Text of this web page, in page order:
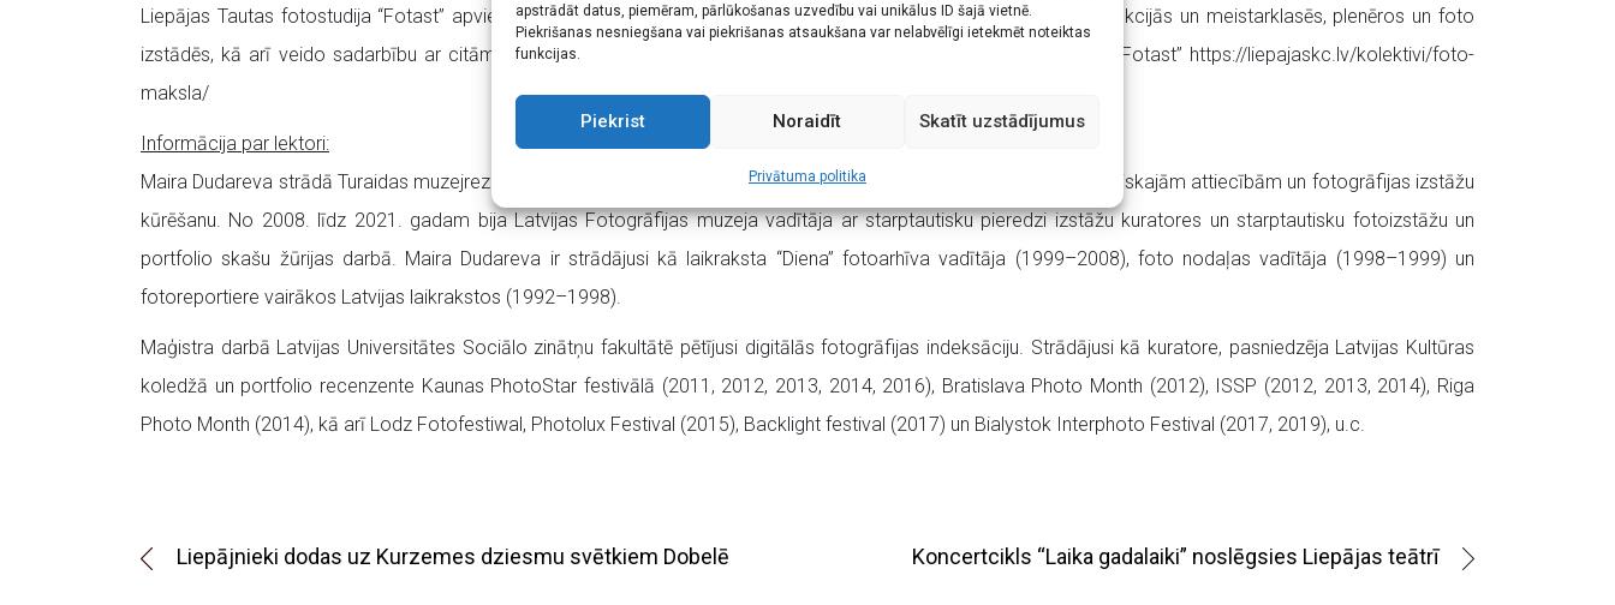
apstrādāt datus, piemēram, pārlūkošanas uzvedību vai unikālus ID šajā vietnē.
Piekrišanas nesniegšana vai piekrišanas atsaukšana var nelabvēlīgi ietekmēt noteiktas
funkcijas.
Piekrist Noraidīt Skatīt uzstādījumus
Privātuma politika
Liepājas Tautas fotostudija “Fotast” apvieno dažāda līmeņa fotogrāfus, piedāvājot izaugsmes iespējas dažādās lekcijās un meistarklasēs, plenēros un foto
izstādēs, kā arī veido sadarbību ar citām foto biedrībām Latvijā un ārvalstīs. Vairāk informācijas par fotostudiju “Fotast” https://liepajaskc.lv/kolektivi/foto-
maksla/
Informācija par lektori:
Maira Dudareva strādā Turaidas muzejrezervātā, kur darbs saistīts ar sociālajiem tīkliem, digitālo mārketingu, sabiedriskajām attiecībām un fotogrāfijas izstāžu
kūrēšanu. No 2008. līdz 2021. gadam bija Latvijas Fotogrāfijas muzeja vadītāja ar starptautisku pieredzi izstāžu kuratores un starptautisku fotoizstāžu un
portfolio skašu žūrijas darbā. Maira Dudareva ir strādājusi kā laikraksta “Diena” fotoarhīva vadītāja (1999–2008), foto nodaļas vadītāja (1998–1999) un
fotoreportiere vairākos Latvijas laikrakstos (1992–1998).
Maģistra darbā Latvijas Universitātes Sociālo zinātņu fakultātē pētījusi digitālās fotogrāfijas indeksāciju. Strādājusi kā kuratore, pasniedzēja Latvijas Kultūras
koledžā un portfolio recenzente Kaunas PhotoStar festivālā (2011, 2012, 2013, 2014, 2016), Bratislava Photo Month (2012), ISSP (2012, 2013, 2014), Riga
Photo Month (2014), kā arī Lodz Fotofestiwal, Photolux Festival (2015), Backlight festival (2017) un Bialystok Interphoto Festival (2017, 2019), u.c.
Liepājnieki dodas uz Kurzemes dziesmu svētkiem Dobelē Koncertcikls “Laika gadalaiki” noslēgsies Liepājas teātrī